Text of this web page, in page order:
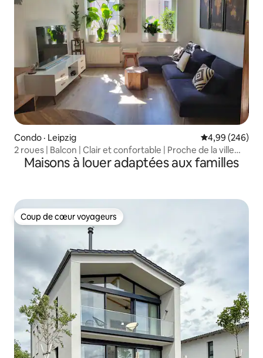
Condo · Leipzig Note
4,99 (246)
2 roues | Balcon | Clair et confortable | Proche de la ville
350 m
Maisons à louer adaptées aux familles
Coup de cœur voyageurs
Coup de cœur voyageurs